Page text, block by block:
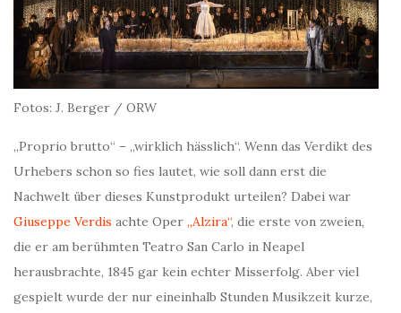
Fotos: J. Berger / ORW
„Proprio brutto“ – „wirklich hässlich“. Wenn das Verdikt des
Urhebers schon so fies lautet, wie soll dann erst die
Nachwelt über dieses Kunstprodukt urteilen? Dabei war
Giuseppe Verdis achte Oper „Alzira“, die erste von zweien,
die er am berühmten Teatro San Carlo in Neapel
herausbrachte, 1845 gar kein echter Misserfolg. Aber viel
gespielt wurde der nur eineinhalb Stunden Musikzeit kurze,